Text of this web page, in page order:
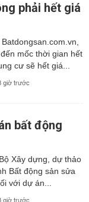
phải hết giá
mốc thời gian hết
cư sẽ hết giá...
giờ trước
bất động
Xây dựng, dự thảo
Bất động sản sửa
với dự án...